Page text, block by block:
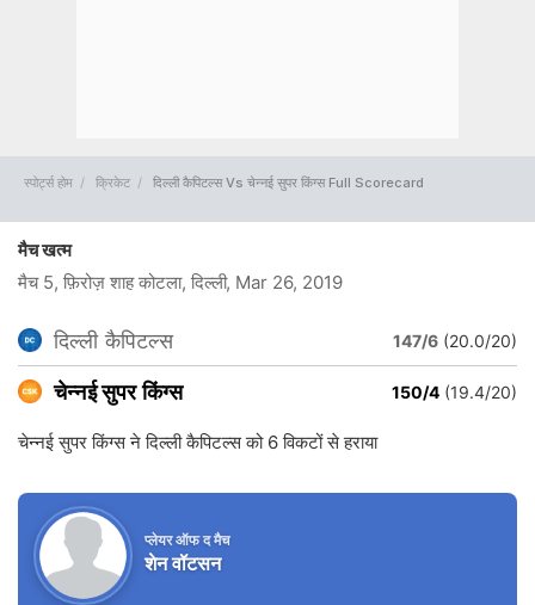
स्पोर्ट्स होम क्रिकेट दिल्ली कैपिटल्स Vs चेन्नई सुपर किंग्स Full Scorecard
मैच खत्म
मैच 5, फ़िरोज़ शाह कोटला, दिल्ली, Mar 26, 2019
दिल्ली कैपिटल्स 147/6 (20.0/20)
चेन्नई सुपर किंग्स 150/4 (19.4/20)
चेन्नई सुपर किंग्स ने दिल्ली कैपिटल्स को 6 विकटों से हराया
प्लेयर ऑफ द मैच
शेन वॉटसन